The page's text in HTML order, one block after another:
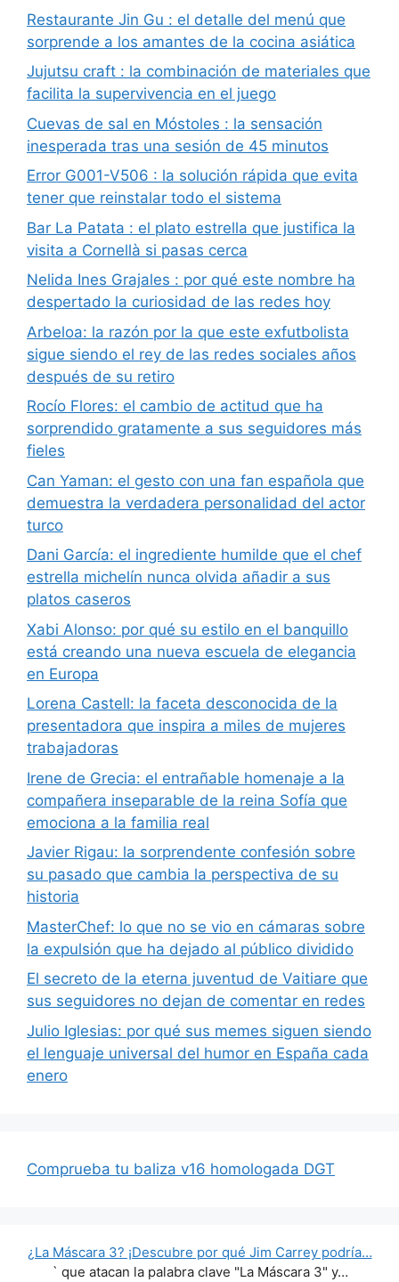
Restaurante Jin Gu : el detalle del menú que
sorprende a los amantes de la cocina asiática
Jujutsu craft : la combinación de materiales que
facilita la supervivencia en el juego
Cuevas de sal en Móstoles : la sensación
inesperada tras una sesión de 45 minutos
Error G001-V506 : la solución rápida que evita
tener que reinstalar todo el sistema
Bar La Patata : el plato estrella que justifica la
visita a Cornellà si pasas cerca
Nelida Ines Grajales : por qué este nombre ha
despertado la curiosidad de las redes hoy
Arbeloa: la razón por la que este exfutbolista
sigue siendo el rey de las redes sociales años
después de su retiro
Rocío Flores: el cambio de actitud que ha
sorprendido gratamente a sus seguidores más
fieles
Can Yaman: el gesto con una fan española que
demuestra la verdadera personalidad del actor
turco
Dani García: el ingrediente humilde que el chef
estrella michelín nunca olvida añadir a sus
platos caseros
Xabi Alonso: por qué su estilo en el banquillo
está creando una nueva escuela de elegancia
en Europa
Lorena Castell: la faceta desconocida de la
presentadora que inspira a miles de mujeres
trabajadoras
Irene de Grecia: el entrañable homenaje a la
compañera inseparable de la reina Sofía que
emociona a la familia real
Javier Rigau: la sorprendente confesión sobre
su pasado que cambia la perspectiva de su
historia
MasterChef: lo que no se vio en cámaras sobre
la expulsión que ha dejado al público dividido
El secreto de la eterna juventud de Vaitiare que
sus seguidores no dejan de comentar en redes
Julio Iglesias: por qué sus memes siguen siendo
el lenguaje universal del humor en España cada
enero
Comprueba tu baliza v16 homologada DGT
¿La Máscara 3? ¡Descubre por qué Jim Carrey podría…
` que atacan la palabra clave "La Máscara 3" y…